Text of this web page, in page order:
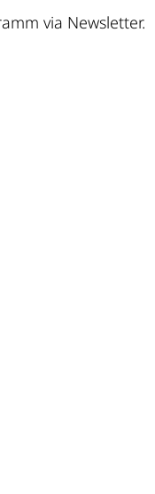
via Newsletter.